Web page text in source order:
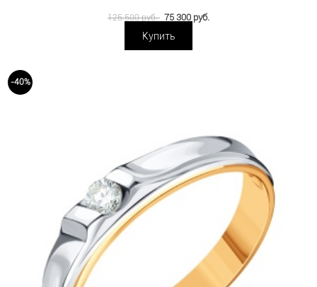
125 500 руб. 75 300 руб.
Купить
-40%